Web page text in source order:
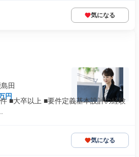
気になる
田
円
■大卒以上 ■要件定義基本設計の経験
気になる